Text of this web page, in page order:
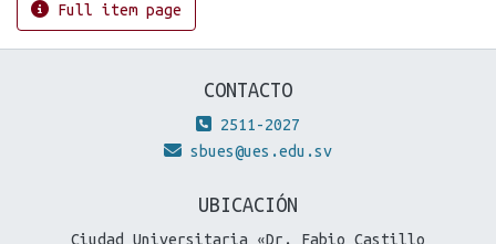
Full item page
CONTACTO
2511-2027
sbues@ues.edu.sv
UBICACIÓN
Ciudad Universitaria «Dr. Fabio Castillo